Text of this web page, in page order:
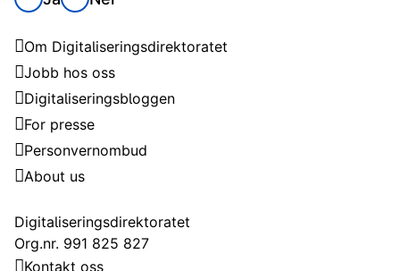
Om Digitaliseringsdirektoratet
Jobb hos oss
Digitaliseringsbloggen
For presse
Personvernombud
About us
Digitaliseringsdirektoratet
Org.nr. 991 825 827
Kontakt oss